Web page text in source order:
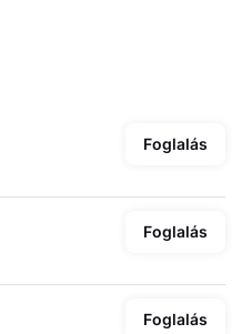
Foglalás
Foglalás
Foglalás